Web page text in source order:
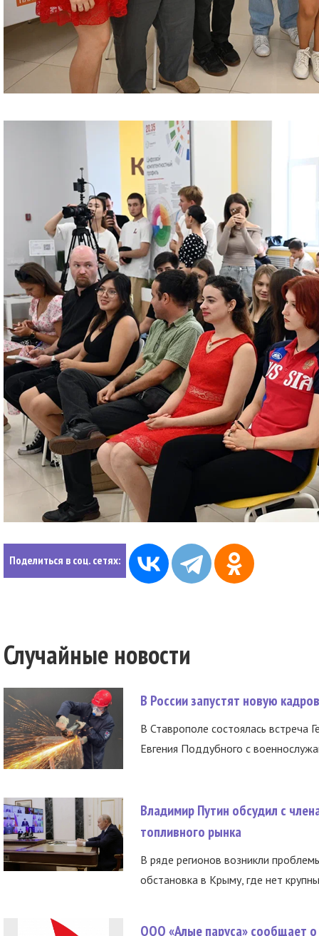
Поделиться в соц. сетях:
Случайные новости
В России запустят новую
В Ставрополе состоялась встреча
Евгения Поддубного с
Владимир Путин обсудил с
топливного рынка
В ряде регионов возникли
обстановка в Крыму, где нет
ООО «Алые паруса» сообщает о